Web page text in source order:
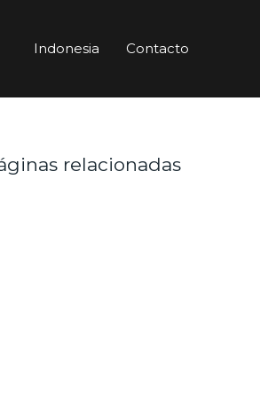
Indonesia Contacto
relacionadas